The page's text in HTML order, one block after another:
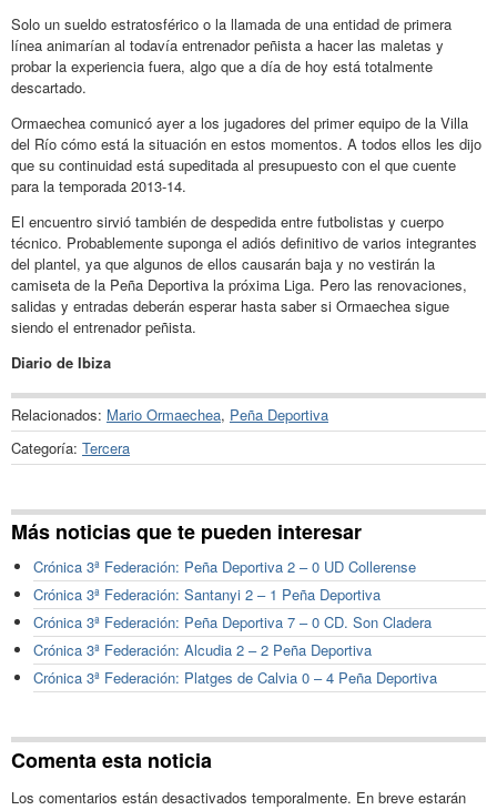
Solo un sueldo estratosférico o la llamada de una entidad de primera
línea animarían al todavía entrenador peñista a hacer las maletas y
probar la experiencia fuera, algo que a día de hoy está totalmente
descartado.
Ormaechea comunicó ayer a los jugadores del primer equipo de la Villa
del Río cómo está la situación en estos momentos. A todos ellos les dijo
que su continuidad está supeditada al presupuesto con el que cuente
para la temporada 2013-14.
El encuentro sirvió también de despedida entre futbolistas y cuerpo
técnico. Probablemente suponga el adiós definitivo de varios integrantes
del plantel, ya que algunos de ellos causarán baja y no vestirán la
camiseta de la Peña Deportiva la próxima Liga. Pero las renovaciones,
salidas y entradas deberán esperar hasta saber si Ormaechea sigue
siendo el entrenador peñista.
Diario de Ibiza
Relacionados: Mario Ormaechea, Peña Deportiva
Categoría: Tercera
Más noticias que te pueden interesar
Crónica 3ª Federación: Peña Deportiva 2 – 0 UD Collerense
Crónica 3ª Federación: Santanyi 2 – 1 Peña Deportiva
Crónica 3ª Federación: Peña Deportiva 7 – 0 CD. Son Cladera
Crónica 3ª Federación: Alcudia 2 – 2 Peña Deportiva
Crónica 3ª Federación: Platges de Calvia 0 – 4 Peña Deportiva
Comenta esta noticia
Los comentarios están desactivados temporalmente. En breve estarán